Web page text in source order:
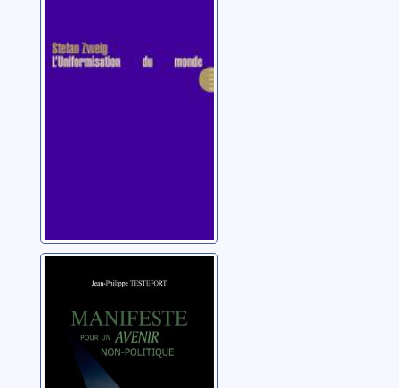
Zweig, Stefan
un avenir non-
politique
Testefort, Jean-
Philippe